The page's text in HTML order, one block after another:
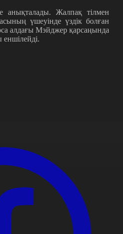
анықталады. Жалпақ тілмен
үшеуінде үздік болған
алдағы Мэйджер қарсаңында
еншілейді.